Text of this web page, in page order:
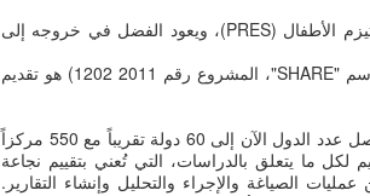
هذا الموقع هو نتاج عمل تعاوني بين المنظمة العالمية لروماتيزم الأطفال (PRINTO) والجمعية الأوروبية لروماتيزم الأطفال (PRES)، ويعود الفضل في خروجه إلى
والهدف من مشروع "محور ونقطة اتصال واحدة لمرض روماتيزم الأطفال في أوروبا" (والمشار إليه اختصاراً باسم "SHARE"، المشروع رقم 2011 1202) هو تقديم
) هي شبكة عامة دولية غير ربحية تأسست في عام 1996 من 14 دولة أوروبية (وقد وصل عدد الدول الآن إلى 60 دولة تقريباً مع 550 مركزاً
لكل ما يتعلق بالدراسات، التي تُعني بتقييم نجاعة
الصياغة والإجراء والتحليل وإنشاء التقارير.